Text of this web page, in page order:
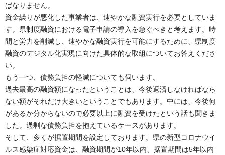
ばなりません。
資金繰りが悪化した事業者は、速やかな融資実行を必要としていま
す。県制度融資における電子申請の導入を急ぐべきと考えます。時
間と労力を削減し、速やかな融資実行を可能にするために、県制度
融資のデジタル化実現に向けた具体的な取組についてお答えくださ
い。
もう一つ、債務負担の軽減についても伺います。
過去最高の融資額になったということは、今後返済しなければなら
ない額がそれだけ大きいということでもあります。中には、今後何
があるか分からないので必要以上に融資を受けたという話も聞きま
した。過剰な債務負担を抱えているケースがあります。
そして、多くが据置期間を設定しております。県の新型コロナウイ
ルス感染症対応資金は、融資期間が10年以内、据置期間は5年以内